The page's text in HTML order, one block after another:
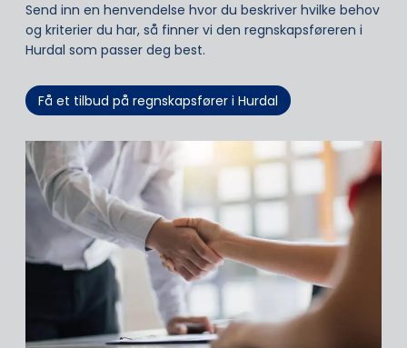
Send inn en henvendelse hvor du beskriver hvilke behov
og kriterier du har, så finner vi den regnskapsføreren i
Hurdal som passer deg best.
Få et tilbud på regnskapsfører i Hurdal